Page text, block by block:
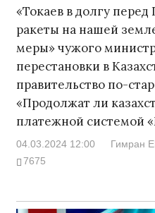
«Токаев в долгу
ракеты на нашей
меры» чужого
перестановки в
правительство по-
«Продолжат ли
платежной системой
04.03.2024 12:00 Гимран
7675